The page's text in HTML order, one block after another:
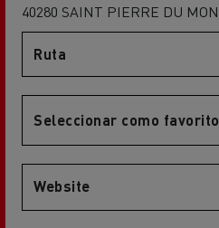
40280 SAINT PIERRE DU
Ruta
Seleccionar como favorito
Website